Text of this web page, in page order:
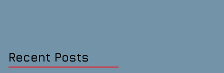
Recent Posts